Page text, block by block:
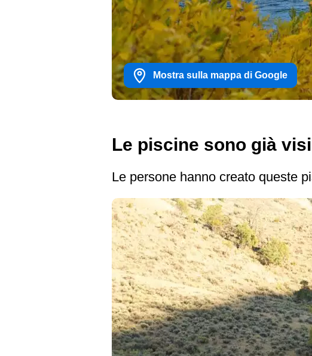
Mostra sulla mappa di Google
Le piscine sono già
Le persone hanno creato queste